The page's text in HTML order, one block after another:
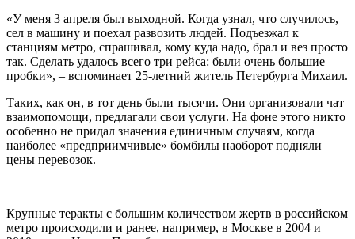
«У меня 3 апреля был выходной. Когда узнал, что случилось,
сел в машину и поехал развозить людей. Подъезжал к
станциям метро, спрашивал, кому куда надо, брал и вез просто
так. Сделать удалось всего три рейса: были очень большие
пробки», – вспоминает 25-летний житель Петербурга Михаил.
Таких, как он, в тот день были тысячи. Они организовали чат
взаимопомощи, предлагали свои услуги. На фоне этого никто
особенно не придал значения единичным случаям, когда
наиболее «предприимчивые» бомбилы наоборот подняли
цены перевозок.
Крупные теракты с большим количеством жертв в российском
метро происходили и ранее, например, в Москве в 2004 и